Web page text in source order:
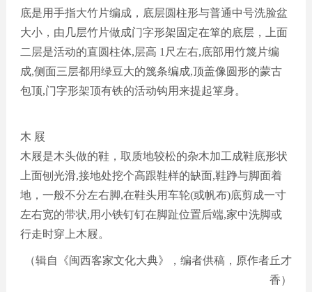
底是用手指大竹片编成，底层圆柱形与普通中号洗脸盆
大小，由几层竹片做成门字形架固定在箪的底层，上面
二层是活动的直圆柱体,层高 1尺左右,底部用竹篾片编
成,侧面三层都用绿豆大的篾条编成,顶盖像圆形的蒙古
包顶,门字形架顶有铁的活动钩用来提起箪身。
木 屐
木屐是木头做的鞋，取质地较松的杂木加工成鞋底形状
上面刨光滑,接地处挖个高跟鞋样的缺面,鞋踭与脚面着
地，一般不分左右脚,在鞋头用车轮(或帆布)底剪成一寸
左右宽的带状,用小铁钉钉在脚趾位置后端,家中洗脚或
行走时穿上木屐。
（辑自《闽西客家文化大典》，编者供稿，原作者丘才
香）